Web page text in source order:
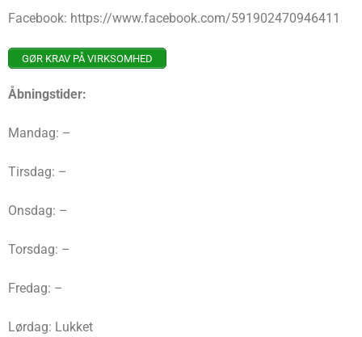
Facebook: https://www.facebook.com/591902470946411
GØR KRAV PÅ VIRKSOMHED
Åbningstider:
Mandag: –
Tirsdag: –
Onsdag: –
Torsdag: –
Fredag: –
Lørdag: Lukket